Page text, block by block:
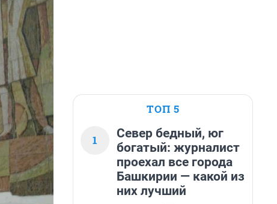
ТОП 5
1
Север бедный, юг
богатый: журналист
проехал все города
Башкирии — какой из
них лучший